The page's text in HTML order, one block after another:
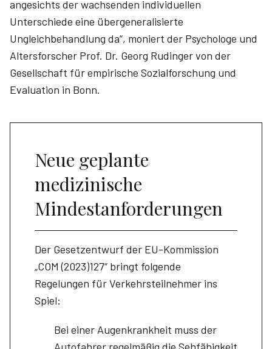
angesichts der wachsenden individuellen
Unterschiede eine übergeneralisierte
Ungleichbehandlung da“, moniert der Psychologe und
Altersforscher Prof. Dr. Georg Rudinger von der
Gesellschaft für empirische Sozialforschung und
Evaluation in Bonn.
Neue geplante
medizinische
Mindestanforderungen
Der Gesetzentwurf der EU-Kommission
„COM (2023)127“ bringt folgende
Regelungen für Verkehrsteilnehmer ins
Spiel:
Bei einer Augenkrankheit muss der